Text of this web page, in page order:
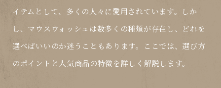
イテムとして、多くの人々に愛用されています。しか
し、マウスウォッシュは数多くの種類が存在し、どれを
選べばいいのか迷うこともあります。ここでは、 選び方
のポイントと人気商品の特徴を詳しく解説します。